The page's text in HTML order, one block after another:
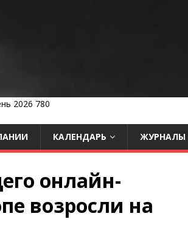
КАЛЕНДАРЬ ЖУРНАЛЫ
онлайн-
возросли на